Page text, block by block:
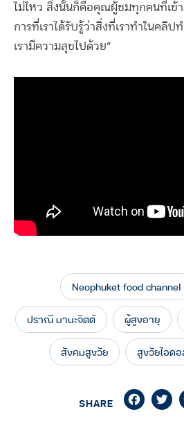
ไม่ไหว สิ่งนั้นก็คือคุณผู้ชมทุกคนที่เข้า
การที่เราได้รับรู้ว่าสิ่งที่เราทำในคลิ
เรามีความสุขไปด้วย”
Neophuket food channel
ปราณี มานะจิตต์ ผู้สูงอายุ
สังคมสูงวัย สูงวัยไอดอ
SHARE